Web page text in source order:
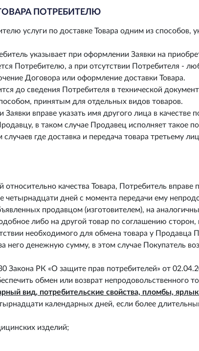
ПОТРЕБИТЕЛЮ
услуги по доставке Товара одним из способов,
указывает при оформлении Заявки на
Потребителю, а при отсутствии Потребителя -
Договора или оформление доставки Товара.
до сведения Потребителя в технической
принятым для отдельных видов товаров.
вправе указать имя другого лица в качестве
в таком случае Продавец исполняет такое
случаев где доставка и передача товара третьему
качества Товара, Потребитель вправе
дней с момента передачи ему
продавцом (изготовителем), на
либо на другой товар по соглашению
необходимого для обмена товара у Продавца
него денежную сумму, в этом случае Покупатель
Закона РК «О защите прав потребителей» от
обмен или возврат непродовольственного
вид, потребительские свойства, пломбы,
календарных дней, если более
изделий;